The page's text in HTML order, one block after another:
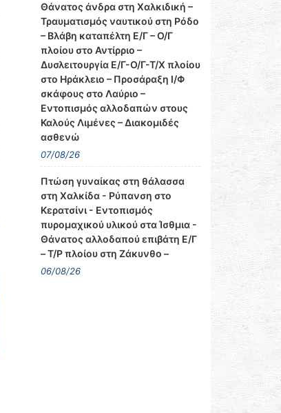
Θάνατος άνδρα στη Χαλκιδική –
Τραυματισμός ναυτικού στη Ρόδο
– Βλάβη καταπέλτη Ε/Γ – Ο/Γ
πλοίου στο Αντίρριο –
Δυσλειτουργία Ε/Γ-Ο/Γ-Τ/Χ πλοίου
στο Ηράκλειο – Προσάραξη Ι/Φ
σκάφους στο Λαύριο –
Εντοπισμός αλλοδαπών στους
Καλούς Λιμένες – Διακομιδές
ασθενώ
07/08/26
Πτώση γυναίκας στη θάλασσα
στη Χαλκίδα - Ρύπανση στο
Κερατσίνι - Εντοπισμός
πυρομαχικού υλικού στα Ίσθμια -
Θάνατος αλλοδαπού επιβάτη Ε/Γ
– Τ/Ρ πλοίου στη Ζάκυνθο –
06/08/26